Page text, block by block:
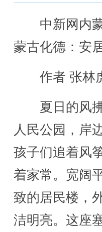
中新网内蒙
蒙古化德：安
作者 张林
夏日的风拂
人民公园，岸
孩子们追着风
着家常。宽阔
致的居民楼，
洁明亮。这座